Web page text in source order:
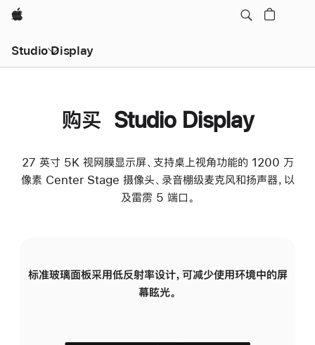
Apple
Studio Display
购买 Studio Display
27 英寸 5K 视网膜显示屏、支持桌上视角功能的 1200 万
像素 Center Stage 摄像头、录音棚级麦克风和扬声器，以
及雷雳 5 端口。
标准玻璃面板采用低反射率设计，可减少使用环境中的屏
幕眩光。